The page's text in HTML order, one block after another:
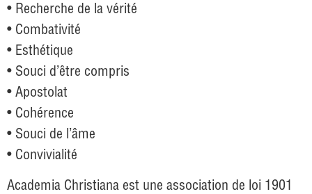
• Recherche de la vérité
• Combativité
• Esthétique
• Souci d’être compris
• Apostolat
• Cohérence
• Souci de l’âme
• Convivialité
Academia Christiana est une association de loi 1901